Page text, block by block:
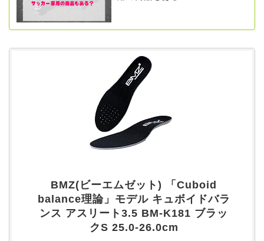
BMZ(ビーエムゼット) 「Cuboid
balance理論」モデル キュボイドバラ
ンス アスリート3.5 BM-K181 ブラッ
クS 25.0-26.0cm